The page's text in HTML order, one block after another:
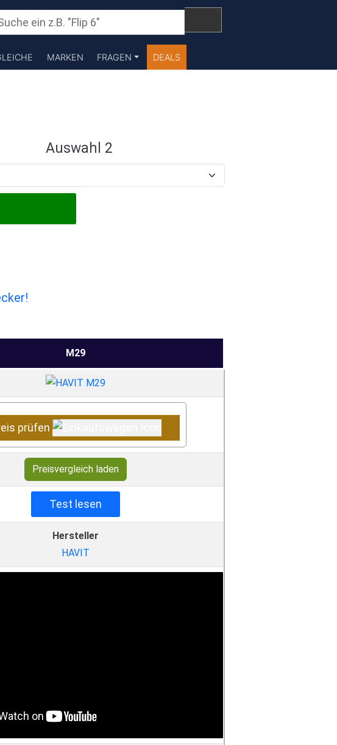
MARKEN FRAGEN DEALS
Auswahl 2
M29
prüfen
Preisvergleich laden
Test lesen
Hersteller
HAVIT